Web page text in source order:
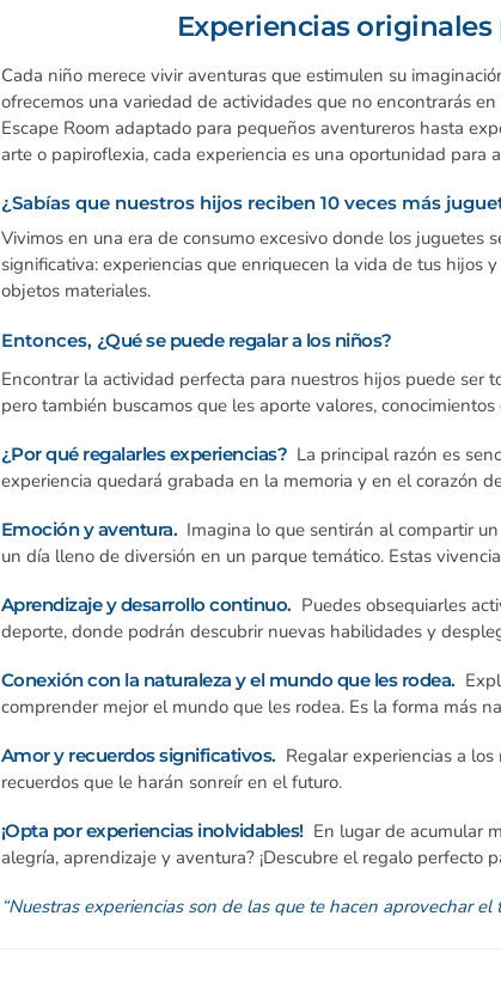
Experiencias
Cada niño merece vivir aventuras que estimulen su
ofrecemos una variedad de actividades que no encontrarás
Escape Room adaptado para pequeños aventureros hasta
arte o papiroflexia, cada experiencia es una oportunidad para
¿Sabías que nuestros hijos reciben 10 veces más
Vivimos en una era de consumo excesivo donde los
significativa: experiencias que enriquecen la vida de tus hijos
objetos materiales.
Entonces, ¿Qué se puede regalar a los niños?
Encontrar la actividad perfecta para nuestros hijos puede ser
pero también buscamos que les aporte valores,
¿Por qué regalarles experiencias? La principal razón es
experiencia quedará grabada en la memoria y en el corazón
Emoción y aventura. Imagina lo que sentirán al compartir
un día lleno de diversión en un parque temático. Estas
Aprendizaje y desarrollo continuo. Puedes obsequiarles
deporte, donde podrán descubrir nuevas habilidades y
Conexión con la naturaleza y el mundo que les rodea.
comprender mejor el mundo que les rodea. Es la forma más
Amor y recuerdos significativos. Regalar experiencias a
recuerdos que le harán sonreír en el futuro.
¡Opta por experiencias inolvidables! En lugar de acumular
alegría, aprendizaje y aventura? ¡Descubre el regalo perfecto
“Nuestras experiencias son de las que te hacen aprovechar